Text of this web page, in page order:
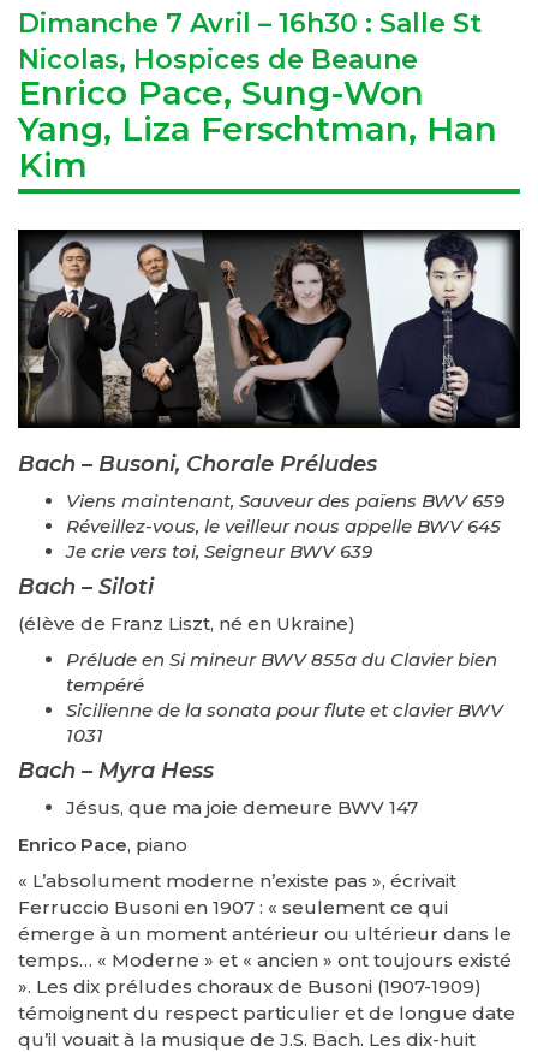
Dimanche 7 Avril – 16h30 : Salle St
Nicolas, Hospices de Beaune
Enrico Pace, Sung-Won
Yang, Liza Ferschtman, Han
Kim
Bach – Busoni, Chorale Préludes
Viens maintenant, Sauveur des païens BWV 659
Réveillez-vous, le veilleur nous appelle BWV 645
Je crie vers toi, Seigneur BWV 639
Bach – Siloti
(élève de Franz Liszt, né en Ukraine)
Prélude en Si mineur BWV 855a du Clavier bien
tempéré
Sicilienne de la sonata pour flute et clavier BWV
1031
Bach – Myra Hess
Jésus, que ma joie demeure BWV 147
Enrico Pace, piano
« L’absolument moderne n’existe pas », écrivait
Ferruccio Busoni en 1907 : « seulement ce qui
émerge à un moment antérieur ou ultérieur dans le
temps… « Moderne » et « ancien » ont toujours existé
». Les dix préludes choraux de Busoni (1907-1909)
témoignent du respect particulier et de longue date
qu’il vouait à la musique de J.S. Bach. Les dix-huit